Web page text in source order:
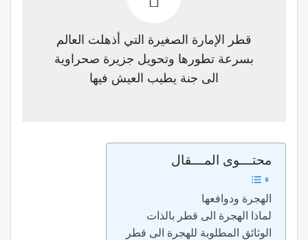
قطر الإمارة الصغيرة التي أذهلت العالم
بسرعة تطورها وتحويل جزيرة صحراوية
الى جنة يطيب العيش فيها
محتـــوى المـــقال
الهجرة ودوافعها
لماذا الهجرة الى قطر بالذات
الوثائق المطلوبة للهجرة الى قطر